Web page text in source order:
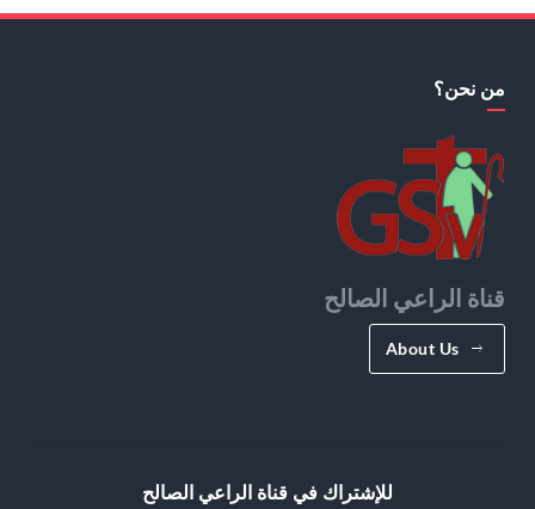
من نحن؟
قناة الراعي الصالح
About Us
للإشتراك في قناة الراعي الصالح